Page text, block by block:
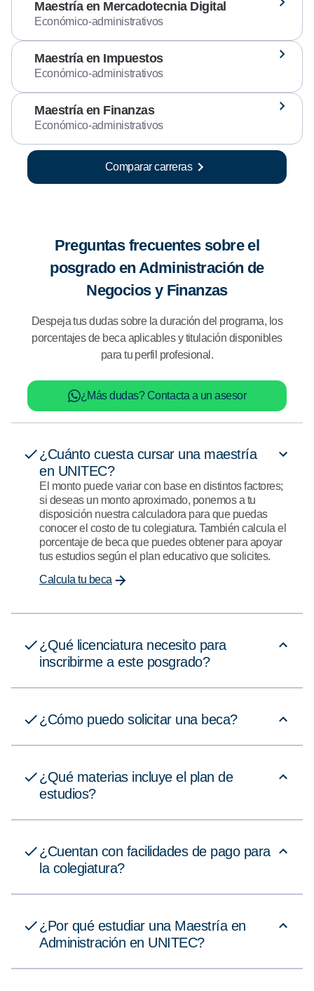
Maestría en Mercadotecnia Digital
Económico-administrativos
Maestría en Impuestos
Económico-administrativos
Maestría en Finanzas
Económico-administrativos
Comparar carreras
Preguntas frecuentes sobre el
posgrado en Administración de
Negocios y Finanzas
Despeja tus dudas sobre la duración del programa, los
porcentajes de beca aplicables y titulación disponibles
para tu perfil profesional.
¿Más dudas? Contacta a un asesor
¿Cuánto cuesta cursar una maestría
en UNITEC?
El monto puede variar con base en distintos factores;
si deseas un monto aproximado, ponemos a tu
disposición nuestra calculadora para que puedas
conocer el costo de tu colegiatura. También calcula el
porcentaje de beca que puedes obtener para apoyar
tus estudios según el plan educativo que solicites.
Calcula tu beca
¿Qué licenciatura necesito para
inscribirme a este posgrado?
¿Cómo puedo solicitar una beca?
¿Qué materias incluye el plan de
estudios?
¿Cuentan con facilidades de pago para
la colegiatura?
¿Por qué estudiar una Maestría en
Administración en UNITEC?